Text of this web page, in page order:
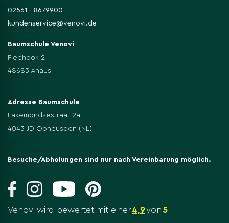
02561 - 8679900
kundenservice@venovi.de
Baumschule Venovi
Fleehook 2
48683 Ahaus
Adresse Baumschule
Lakemondsestraat 2a
4043 JD Opheusden (NL)
Besuche/Abholungen sind nur nach Vereinbarung möglich.
Venovi wird bewertet mit einer4,9von 5